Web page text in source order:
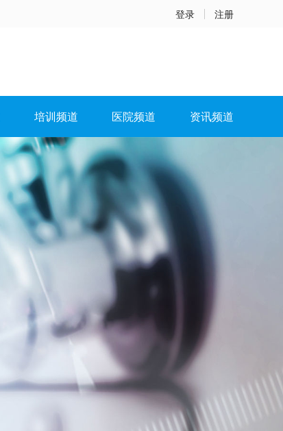
登录 注册
培训频道 医院频道 资讯频道